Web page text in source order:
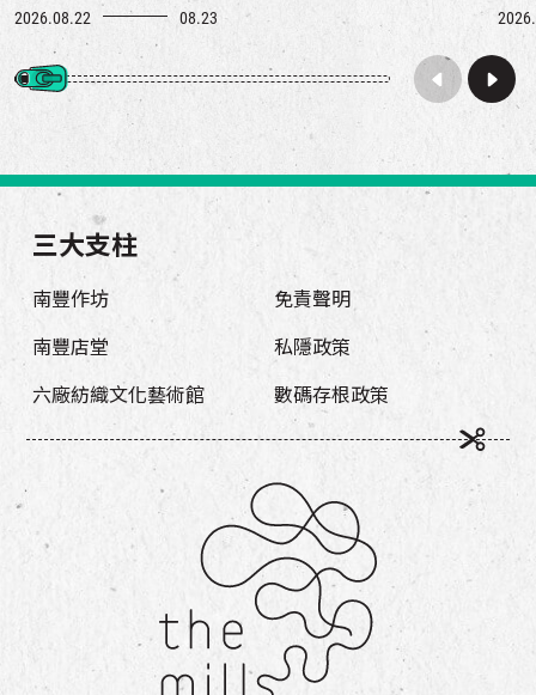
2026.08.22 08.23
三大支柱
南豐作坊
南豐店堂
六廠紡織文化藝術館
免責聲明
私隱政策
數碼存根政策